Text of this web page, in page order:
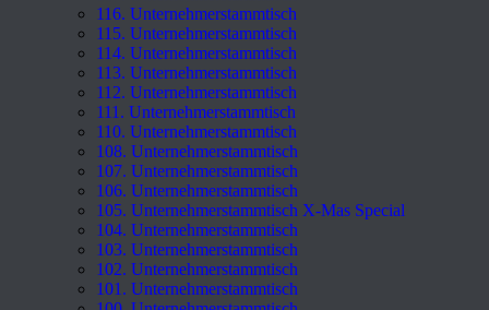
116. Unternehmerstammtisch
115. Unternehmerstammtisch
114. Unternehmerstammtisch
113. Unternehmerstammtisch
112. Unternehmerstammtisch
111. Unternehmerstammtisch
110. Unternehmerstammtisch
108. Unternehmerstammtisch
107. Unternehmerstammtisch
106. Unternehmerstammtisch
105. Unternehmerstammtisch X-Mas Special
104. Unternehmerstammtisch
103. Unternehmerstammtisch
102. Unternehmerstammtisch
101. Unternehmerstammtisch